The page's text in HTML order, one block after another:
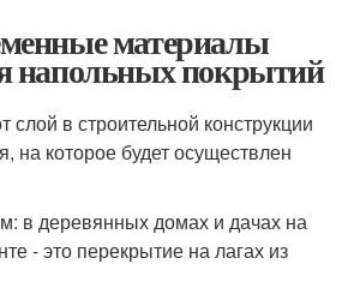
материалы
напольных покрытий
слой в строительной конструкции
на которое будет осуществлен
в деревянных домах и дачах на
- это перекрытие на лагах из